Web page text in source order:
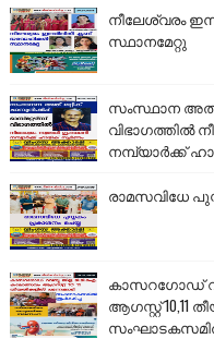
നീലേശ്വരം
സ്ഥാനമേറ്റു
സംസ്ഥാന അത്
വിഭാഗത്തിൽ
നമ്പ്യാർക്ക്
രാമസവിധേ
കാസറഗോഡ്
ആഗസ്റ്റ് 10,11